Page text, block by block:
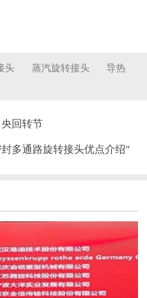
头 蒸汽旋转接头
导热
回转节
封多通路旋转接头优点介绍"